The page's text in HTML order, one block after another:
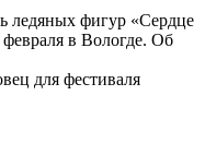
ледяных фигур «Сердце
в Вологде. Об